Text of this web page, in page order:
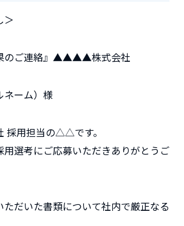
＞
のご連絡』▲▲▲▲株式会社
ーム）様
用担当の△△です。
用選考にご応募いただきありがとうご
だいた書類について社内で厳正なる